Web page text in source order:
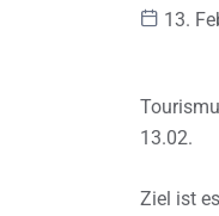
13.
13.02.
Ziel ist